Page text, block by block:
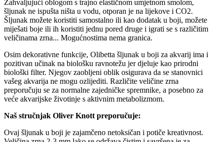
Zahvaljujući oblogom s trajno elastičnom umjetnom smolom,
šljunak ne ispušta ništa u vodu, otporan je na lijekove i CO2.
Šljunak možete koristiti samostalno ili kao dodatak u boji, možete
miješati boje ili ih koristiti jednu pored druge i igrati se s različitim
veličinama zrna... Mogućnostima nema granica.
Osim dekorativne funkcije, Olibetta šljunak u boji za akvarij ima i
pozitivan učinak na biološku ravnotežu jer djeluje kao prirodni
biološki filter. Njegov zaobljeni oblik osigurava da se stanovnici
vašeg akvarija ne mogu ozlijediti. Različite veličine zrna
preporučuju se za normalne zajedničke spremnike, a posebno za
veće akvarijske životinje s aktivnim metabolizmom.
Naš stručnjak Oliver Knott preporučuje:
Ovaj šljunak u boji je zajamčeno netoksičan i potiče kreativnost.